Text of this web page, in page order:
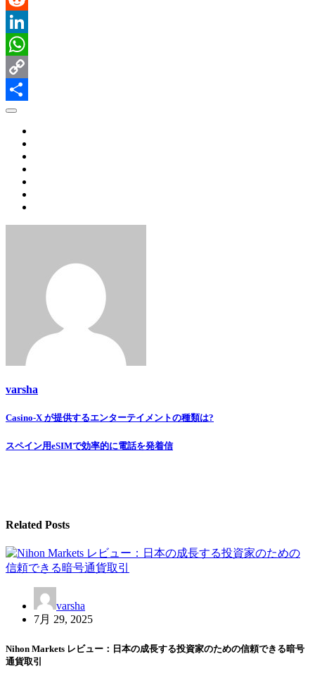
Reddit
LinkedIn
WhatsApp
Copy
Link
共
varsha
投
稿
シ
Casino-X が提供するエンターテイメントの種類は?
スペイン用eSIMで効率的に電話を発着信
Related Posts
varsha
7月 29, 2025
Nihon Markets レビュー：日本の成長する投資家のための信頼できる暗号
通貨取引